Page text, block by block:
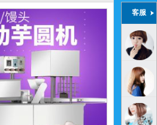
客服